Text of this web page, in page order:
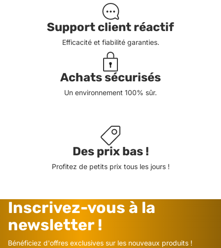
Support client réactif
Efficacité et fiabilité garanties.
Achats sécurisés
Un environnement 100% sûr.
Des prix bas !
Profitez de petits prix tous les jours !
Inscrivez-vous à la
newsletter !
Bénéficiez d'offres exclusives sur les nouveaux produits !